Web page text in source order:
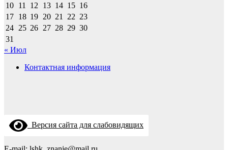
10 11 12 13 14 15 16
17 18 19 20 21 22 23
24 25 26 27 28 29 30
31
« Июл
Контактная информация
Версия сайта для слабовидящих